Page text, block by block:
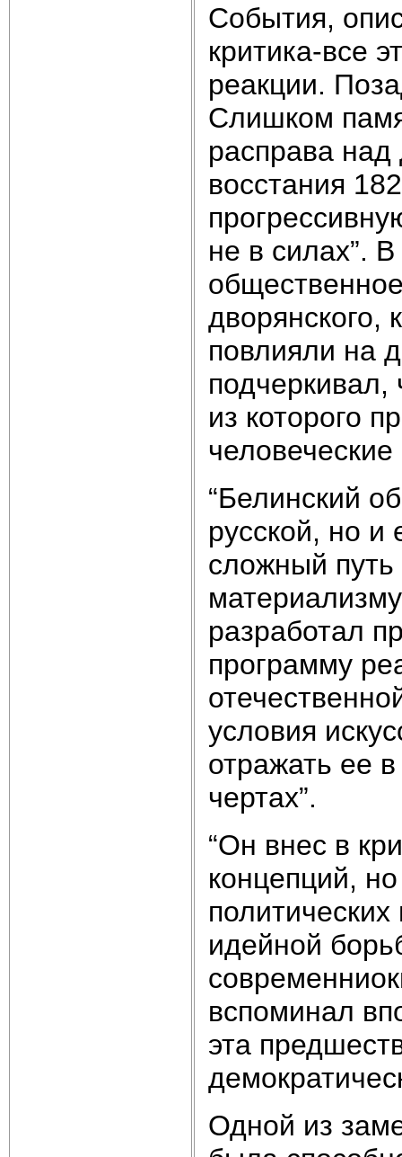
События,
критика-все
реакции.
Слишком
расправа над
восстания
не в силах”.
дворянского,
повлияли на
подчеркивал,
из которого
человеческие
“Белинский
русской, но и
сложный
разработал
программу
условия
отражать ее
чертах”.
“Он внес в
концепций,
идейной
вспоминал
эта
Одной из